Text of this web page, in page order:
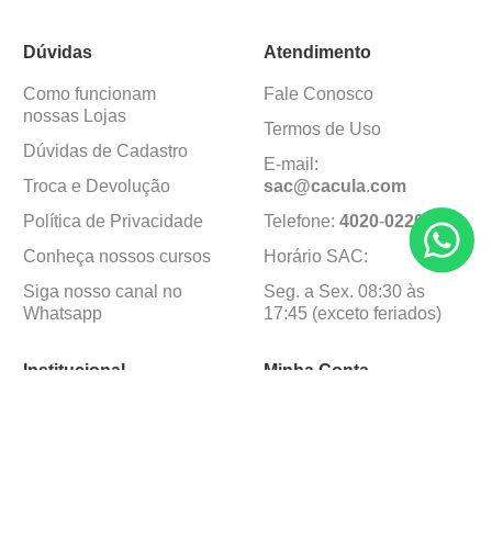
Dúvidas
Como funcionam
nossas Lojas
Dúvidas de Cadastro
Troca e Devolução
Política de Privacidade
Conheça nossos cursos
Siga nosso canal no
Whatsapp
Atendimento
Fale Conosco
Termos de Uso
E-mail:
sac@cacula.com
Telefone: 4020-0220
Horário SAC:
Seg. a Sex. 08:30 às
17:45 (exceto feriados)
Institucional Minha Conta